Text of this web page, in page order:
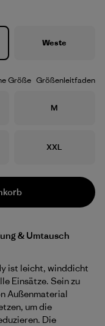
Weste
Größe Größenleitfaden
Größe
M
Größe
XXL
& Umtausch
ist leicht, winddicht
Einsätze. Sein zu
Außenmaterial
um die
Die